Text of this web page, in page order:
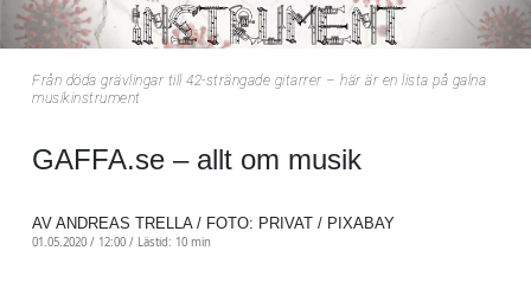
Från döda grävlingar till 42-strängade gitarrer – här är en lista på galna
musikinstrument
GAFFA.se – allt om musik
AV ANDREAS TRELLA / FOTO: PRIVAT / PIXABAY
01.05.2020 / 12:00 / Lästid: 10 min